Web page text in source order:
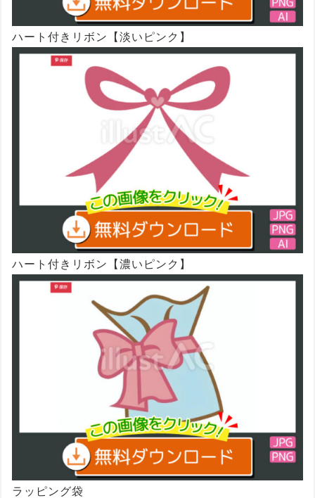
ハート付きリボン【淡いピンク】
ハート付きリボン【濃いピンク】
ラッピング袋